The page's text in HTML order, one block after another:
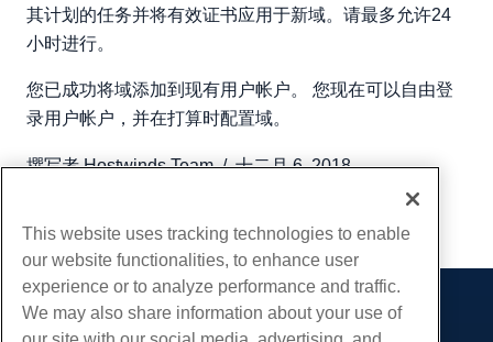
其计划的任务并将有效证书应用于新域。请最多允许24
小时进行。
您已成功将域添加到现有用户帐户。 您现在可以自由登
录用户帐户，并在打算时配置域。
撰写者 Hostwinds Team/十二月 6, 2018
产品展示
This website uses tracking technologies to enable
our website functionalities, to enhance user
experience or to analyze performance and traffic.
We may also share information about your use of